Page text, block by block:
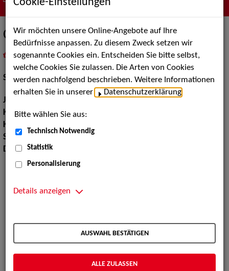
Carola Wegerle
als PDF speichern
inMeine Merklistelegen
Schauspiel:Film und TV, Bühne
Jahrgang:
Körpergröße:162 cm
Konfektionsgröße:
Sprachen:
Englisch, Französisch
Dialekte:Badisch, Schwäbisch
Wir möchten unsere Online-Angebote auf Ihre
Bedürfnisse anpassen. Zu diesem Zweck setzen wir
sogenannte Cookies ein. Entscheiden Sie bitte selbst,
welche Cookies Sie zulassen. Die Arten von Cookies
werden nachfolgend beschrieben. Weitere Informationen
erhalten Sie in unserer
Datenschutzerklärung
Bitte wählen Sie aus:
Technisch Notwendig
Statistik
Personalisierung
Details anzeigen
AUSWAHL BESTÄTIGEN
ALLE ZULASSEN